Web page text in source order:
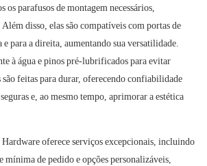
os parafusos de montagem necessários,
disso, elas são compatíveis com portas de
e para a direita, aumentando sua versatilidade.
à água e pinos pré-lubrificados para evitar
são feitas para durar, oferecendo confiabilidade
e, ao mesmo tempo, aprimorar a estética
oferece serviços excepcionais, incluindo
mínima de pedido e opções personalizáveis,